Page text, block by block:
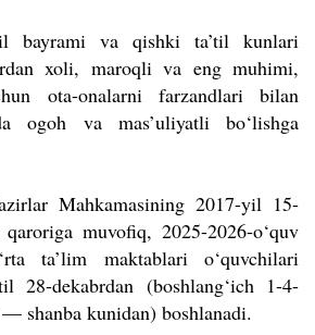
bayrami va qishki ta’til kunlari
xoli, maroqli va eng muhimi,
ota-onalarni farzandlari bilan
ogoh va mas’uliyatli bo‘lishga
Mahkamasining 2017-yil 15-
muvofiq, 2025-2026-o‘quv
ta’lim maktablari o‘quvchilari
dekabrdan (boshlang‘ich 1-4-
shanba kunidan) boshlanadi.